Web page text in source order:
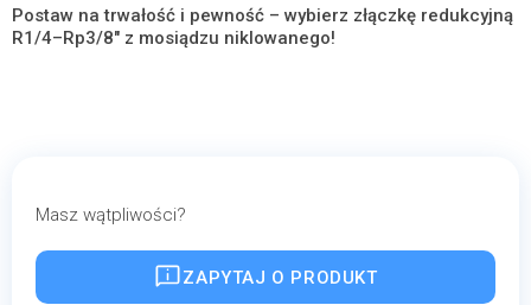
Postaw na trwałość i pewność – wybierz złączkę redukcyjną
R1/4–Rp3/8" z mosiądzu niklowanego!
Masz wątpliwości?
ZAPYTAJ O PRODUKT